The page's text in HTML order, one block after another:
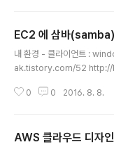
여 다른 AWS 서비스들에게
있습니다.Amazon S3 당신
대해서 높은 신뢰성,보안성,
다.Amazon Kinesis
EC2 에 삼바(samba)
내 환경 - 클라이언트 :
ak.tistory.com/52 http://
0 0 2016. 8. 8.